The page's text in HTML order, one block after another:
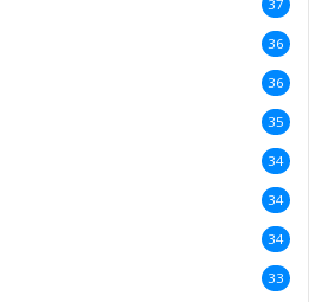
37
36
36
35
34
34
34
33